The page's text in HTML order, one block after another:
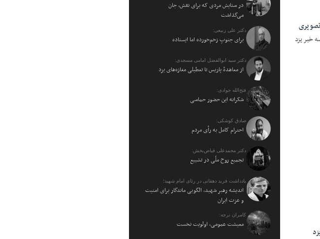
خبر يزد
در ستایش مردی که برای نقش، جان
می‌گذاشت
دکتر علی ربیعی:
برای جنوبِ زخم‌خورده اما ایستاده
دکتر سید ابوالفضل امامی مسجدی:
از معاهدهٔ پاریس تا تعطیلی مغازه‌های یزد
فتح‌الله جوادی:
شکرانه این حضور حماسی
صادق کوشکی:
احترام کامل به رأی مردم
دکتر محمدعلی فیاض‌بخش:
تجمیع روح ملّی در تشییع
یادداشت فرید دهقانی در رثای امام شهید؛
اندیشه رهبر شهید، الگویی ماندگار برای امنیت
و عزت ایران
کامران نرجه:
معیشت عمومی، اولویت نخست